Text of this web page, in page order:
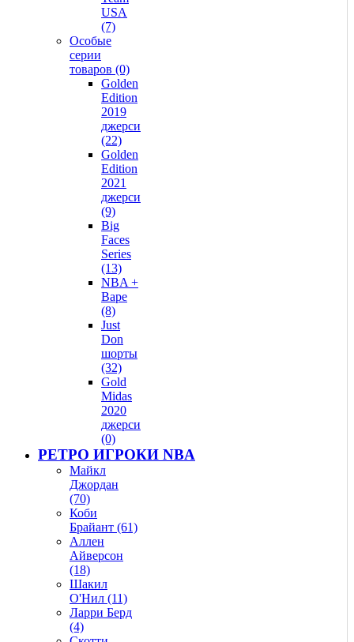
USA
(7)
Особые
серии
товаров (0)
Golden
Edition
2019
джерси
(22)
Golden
Edition
2021
джерси
(9)
Big
Faces
Series
(13)
NBA +
Bape
(8)
Just
Don
шорты
(32)
Gold
Midas
2020
джерси
(0)
РЕТРО ИГРОКИ NBA
Майкл
Джордан
(70)
Коби
Брайант (61)
Аллен
Айверсон
(18)
Шакил
О'Нил (11)
Ларри Берд
(4)